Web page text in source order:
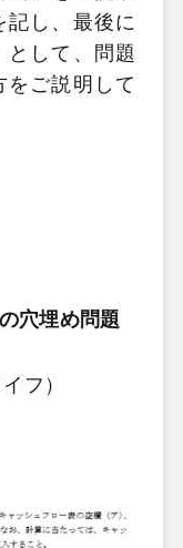
記し、最後に
として、問題
をご説明して
穴埋め問題
フ）